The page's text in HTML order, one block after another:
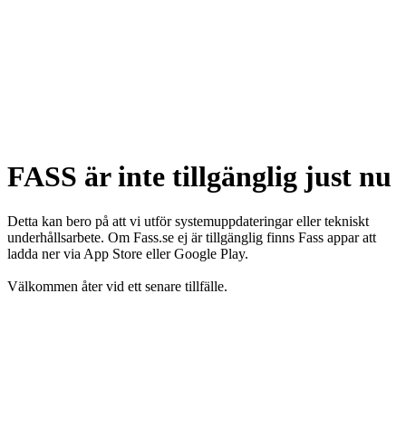
FASS är inte tillgänglig just nu
Detta kan bero på att vi utför systemuppdateringar eller tekniskt
underhållsarbete. Om Fass.se ej är tillgänglig finns Fass appar att
ladda ner via App Store eller Google Play.
Välkommen åter vid ett senare tillfälle.